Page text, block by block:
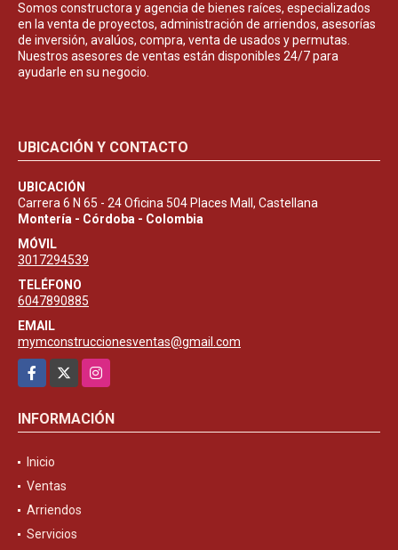
Somos constructora y agencia de bienes raíces, especializados
en la venta de proyectos, administración de arriendos, asesorías
de inversión, avalúos, compra, venta de usados y permutas.
Nuestros asesores de ventas están disponibles 24/7 para
ayudarle en su negocio.
UBICACIÓN Y CONTACTO
UBICACIÓN
Carrera 6 N 65 - 24 Oficina 504 Places Mall, Castellana
Montería - Córdoba - Colombia
MÓVIL
3017294539
TELÉFONO
6047890885
EMAIL
mymconstruccionesventas@gmail.com
Facebook
Instagram
INFORMACIÓN
Inicio
Ventas
Arriendos
Servicios